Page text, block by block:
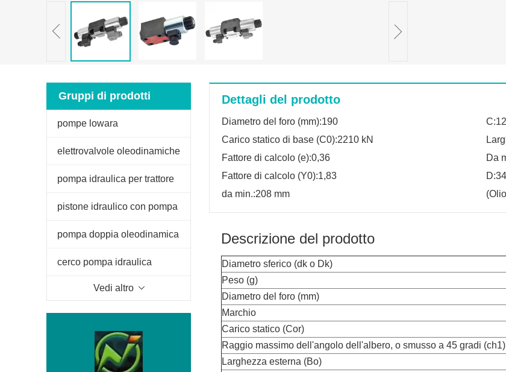
Gruppi di prodotti
pompe lowara
elettrovalvole oleodinamiche
pompa idraulica per trattore
fiat
pistone idraulico con pompa
manuale
pompa doppia oleodinamica
per spaccalegna
cerco pompa idraulica
Vedi altro
Dettagli del prodotto
Diametro del foro (mm):190
Carico statico di base (C0):2210 kN
Fattore di calcolo (e):0,36
Da
Fattore di calcolo (Y0):1,83
da min.:208 mm
Descrizione del prodotto
Diametro sferico (dk o Dk)
Peso (g)
Diametro del foro (mm)
Marchio
Carico statico (Cor)
Raggio massimo dell'angolo dell'albero, o smusso a 45 gradi (ch1)
Larghezza esterna (Bo)